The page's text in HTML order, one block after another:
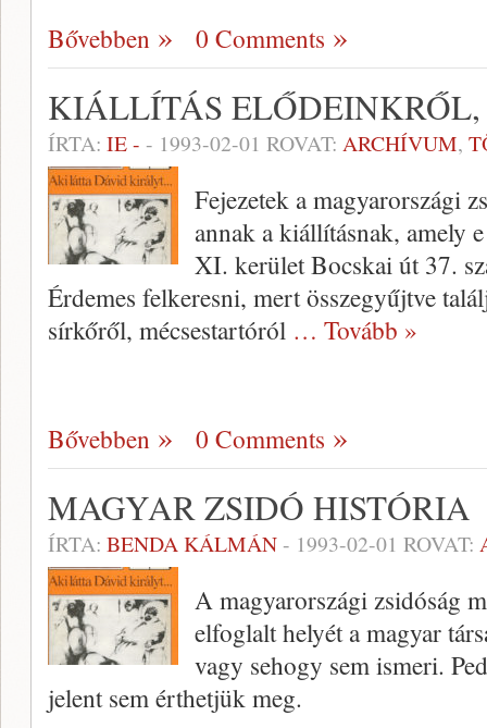
Bővebben 0 Comments
KIÁLLÍTÁS
ÍRTA: IE - - 1993-02-01 ROVAT: ARCHÍVUM,
Fejezetek a magyarországi
annak a kiállításnak, amely
XI. kerület Bocskai út 37.
Érdemes felkeresni, mert összegyűjtve
sírkőről, mécsestartóról … Tovább »
Bővebben 0 Comments
MAGYAR ZSIDÓ HISTÓRIA
ÍRTA: BENDA KÁLMÁN- 1993-02-01 ROVAT:
A magyarországi zsidóság
elfoglalt helyét a magyar
vagy sehogy sem ismeri.
jelent sem érthetjük meg.